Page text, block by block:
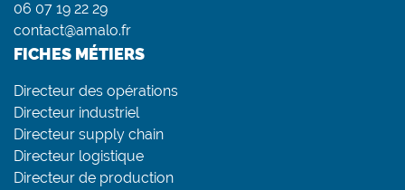
06 07 19 22 29
contact@amalo.fr
FICHES MÉTIERS
Directeur des opérations
Directeur industriel
Directeur supply chain
Directeur logistique
Directeur de production